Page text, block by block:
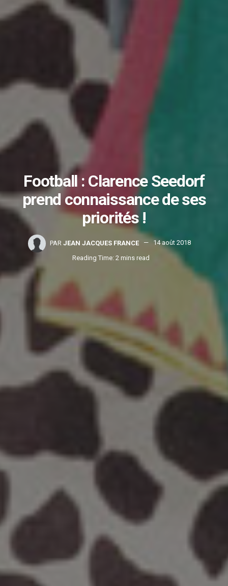
Football : Clarence Seedorf
prend connaissance de ses
priorités !
PAR JEAN JACQUES FRANCE
14 août 2018
Reading Time: 2 mins read